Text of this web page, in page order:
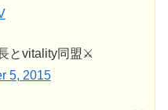
とvitality同盟⚔
5, 2015